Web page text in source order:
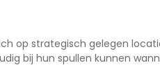
op strategisch gelegen
bij hun spullen kunnen